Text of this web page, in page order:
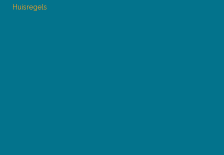
Huisregels